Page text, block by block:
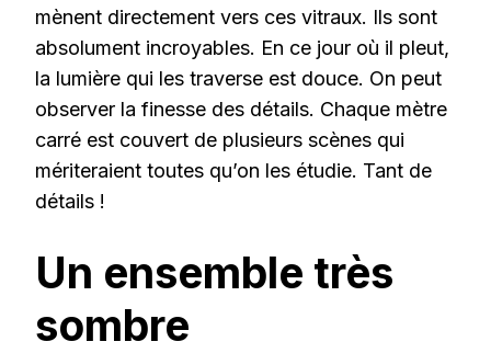
mènent directement vers ces vitraux. Ils sont
absolument incroyables. En ce jour où il pleut,
la lumière qui les traverse est douce. On peut
observer la finesse des détails. Chaque mètre
carré est couvert de plusieurs scènes qui
mériteraient toutes qu’on les étudie. Tant de
détails !
Un ensemble très
sombre